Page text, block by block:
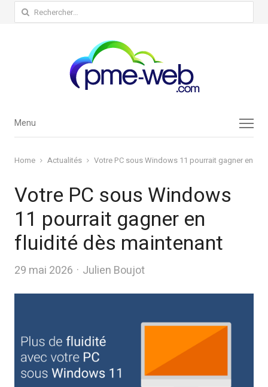
Rechercher :
Menu
Menu
Home Actualités Votre PC sous Windows 11 pourrait gagner en
Votre PC sous Windows
11 pourrait gagner en
fluidité dès maintenant
29 mai 2026 Author
Julien Boujot